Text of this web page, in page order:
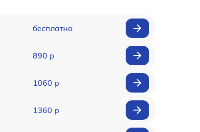
бесплатно
890 р
1060 р
1360 р